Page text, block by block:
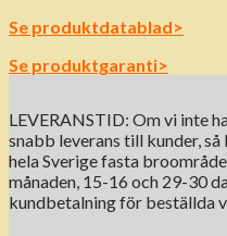
Se produktdatablad>
Se produktgaranti>
LEVERANSTID: Om vi ​​inte
snabb leverans till kunder,
hela Sverige fasta
månaden, 15-16 och 29-30
kundbetalning för beställda